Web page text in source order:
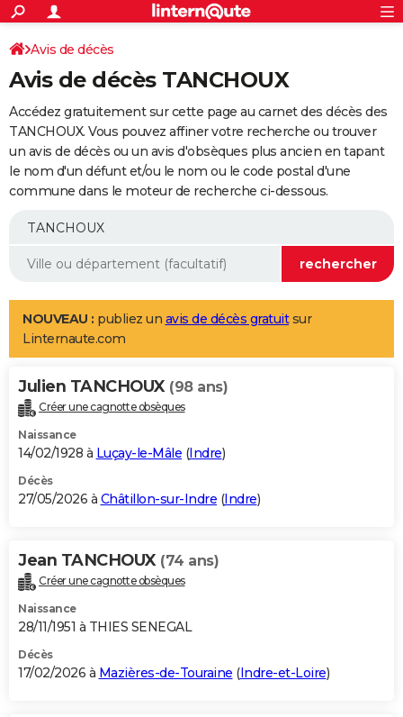
ACTUALITÉS
Politique
Société
Faits Divers
Education
Monde
Villes
+
SPORT
Coupe du monde 2026
Football
Tennis
Cyclisme
Rugby
Forum
Programme TV
TNT
Streaming
Cinéma
Sorties cinéma
Musique
+FINANCE
Impôts
Immobilier
Risques naturels par ville
Banque
Assurance
Crédit
AUTO
Essais
Réserver un essai
Citadines
Berlines
SUV
Forum auto
+
Mobiles
Meilleur smartphone
Internet
Ordinateurs
Jeux vidéo
Guide high-tech
Aménagement intérieur
LIFESTYLE
Art de vivre
Bien-être
Loisirs
Mode
Modes de vie
Alimentation
Guide de la santé
Maladies
Médicaments
Sommeil
VOYAGE
Destinations
City break
Voyage nature
Voyage de noces
Forum
Climat
+PHOTO
GUIDES D'ACHAT
BONS PLANS
Carte de Noël
Carte Bonne année
Carte Saint-Valentin
Carte Pâques
Carte d'anniversaire
DICTIONNAIRE
Dictionnaire
Biographies
Citations
Expressions
Proverbes
PROGRAMME TV
S'inscrire
Se connecter
Lycées
Collèges
Primaires
Universités
Entreprises
Service militaire
Avis de recherche
AVIS DE DÉCÈS
Avis de décès
Avis de décès TANCHOUX
Accédez gratuitement sur cette page au carnet des décès des
TANCHOUX. Vous pouvez affiner votre recherche ou trouver
un avis de décès ou un avis d'obsèques plus ancien en tapant
le nom d'un défunt et/ou le nom ou le code postal d'une
commune dans le moteur de recherche ci-dessous.
NOUVEAU : publiez un avis de décès gratuitsur
Linternaute.com
Julien TANCHOUX (98 ans)
Créer une cagnotte obsèques
Naissance
14/02/1928 à Luçay-le-Mâle (Indre)
Décès
27/05/2026 à Châtillon-sur-Indre (Indre)
Jean TANCHOUX (74 ans)
Créer une cagnotte obsèques
Naissance
28/11/1951 à THIES SENEGAL
Décès
17/02/2026 à Mazières-de-Touraine (Indre-et-Loire)